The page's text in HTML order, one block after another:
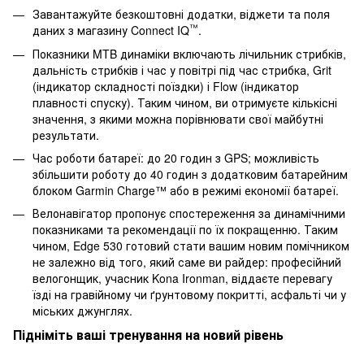
Завантажуйте безкоштовні додатки, віджети та поля
даних з магазину Connect IQ™.
Показники MTB динаміки включають лічильник стрибків,
дальність стрибків і час у повітрі під час стрибка, Grit
(індикатор складності поїздки) і Flow (індикатор
плавності спуску). Таким чином, ви отримуєте кількісні
значення, з якими можна порівнювати свої майбутні
результати.
Час роботи батареї: до 20 годин з GPS; можливість
збільшити роботу до 40 годин з додатковим батарейним
блоком Garmin Charge™ або в режимі економії батареї.
Велонавігатор пропонує спостереження за динамічними
показниками та рекомендації по їх покращенню. Таким
чином, Edge 530 готовий стати вашим новим помічником
не залежно від того, який саме ви райдер: професійний
велогонщик, учасник Kona Ironman, віддаєте перевагу
їзді на гравійному чи ґрунтовому покритті, асфальті чи у
міських джунглях.
Підніміть ваші тренування на новий рівень